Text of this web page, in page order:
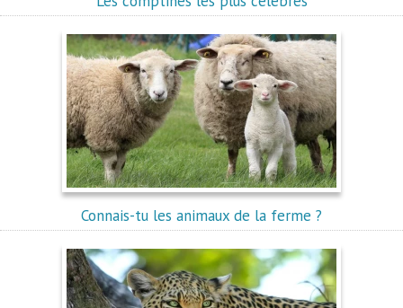
Connais-tu les animaux de la ferme ?